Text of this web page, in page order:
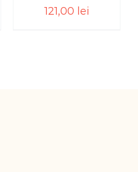
121,00 lei